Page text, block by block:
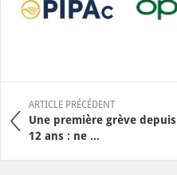
ARTICLE PRÉCÉDENT
Une première grève depuis
12 ans : ne ...